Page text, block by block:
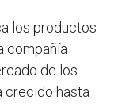
los productos
compañía
de los
crecido hasta